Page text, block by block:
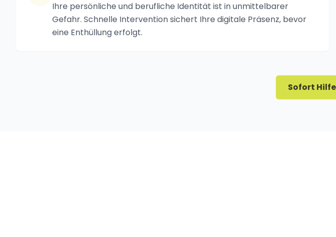
Ihre persönliche und berufliche Identität ist in unmittelbarer
Gefahr. Schnelle Intervention sichert Ihre digitale Präsenz, bevor
eine Enthüllung erfolgt.
Sofort